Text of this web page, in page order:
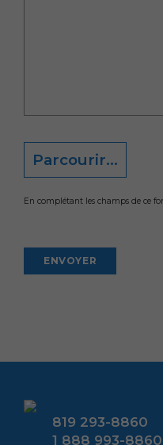
Parcourir...
En complétant les champs de ce
819 293-8860
1 888 993-8860